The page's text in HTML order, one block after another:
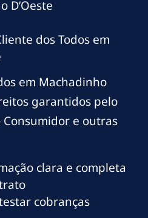
D’Oeste
dos Todos em
em Machadinho
garantidos pelo
Consumidor e outras
clara e completa
cobranças